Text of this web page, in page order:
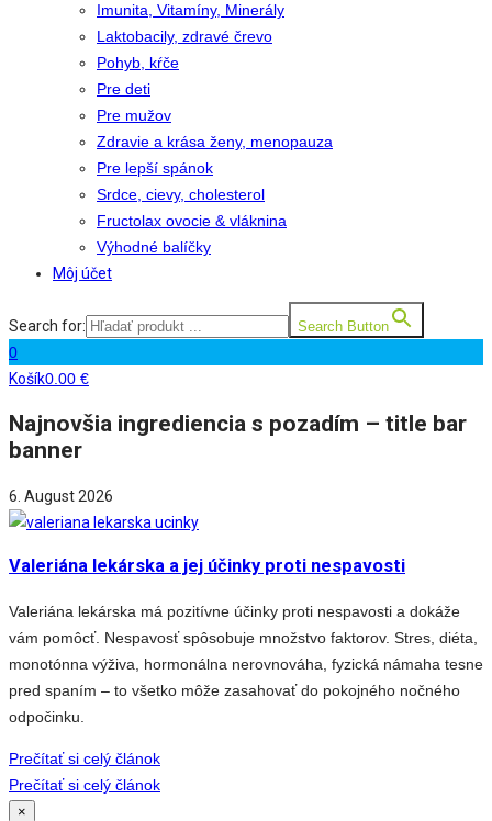
Imunita, Vitamíny, Minerály
Laktobacily, zdravé črevo
Pohyb, kŕče
Pre deti
Pre mužov
Zdravie a krása ženy, menopauza
Pre lepší spánok
Srdce, cievy, cholesterol
Fructolax ovocie & vláknina
Výhodné balíčky
Môj účet
Search for: Search Button
0
Košík0.00 €
Najnovšia ingrediencia s pozadím – title bar
banner
6. August 2026
Valeriána lekárska a jej účinky proti nespavosti
Valeriána lekárska má pozitívne účinky proti nespavosti a dokáže
vám pomôcť. Nespavosť spôsobuje množstvo faktorov. Stres, diéta,
monotónna výživa, hormonálna nerovnováha, fyzická námaha tesne
pred spaním – to všetko môže zasahovať do pokojného nočného
odpočinku.
Prečítať si celý článok
Prečítať si celý článok
×